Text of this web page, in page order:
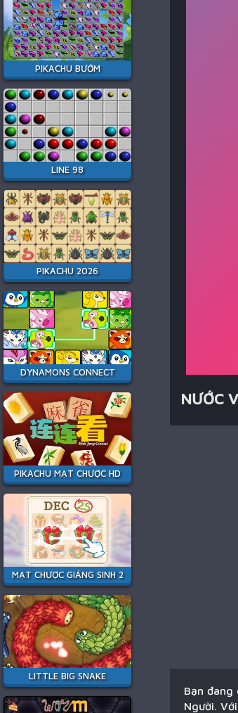
PIKACHU BƯỚM
LINE 98
PIKACHU 2026
DYNAMONS CONNECT
PIKACHU MẠT CHƯỢC HD
MẠT CHƯỢC GIÁNG SINH 2
LITTLE BIG SNAKE
NƯỚC
Bạn đang
Người.